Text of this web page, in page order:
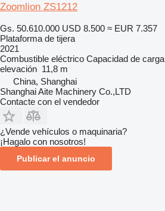
Zoomlion ZS1212
Gs. 50.610.000 USD 8.500 ≈ EUR 7.357
Plataforma de tijera
2021
Combustible eléctrico Capacidad de carga
elevación 11,8 m
China, Shanghai
Shanghai Aite Machinery Co.,LTD
Contacte con el vendedor
¿Vende vehículos o maquinaria?
¡Hagalo con nosotros!
Publicar el anuncio